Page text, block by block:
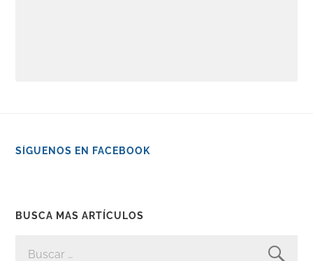
SÍGUENOS EN FACEBOOK
BUSCA MAS ARTÍCULOS